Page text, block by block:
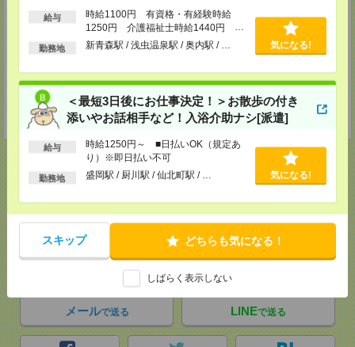
給与
時給1100円 有資格・有経験時給
1250円 介護福祉士時給1440円 ■
日払いOK（規定あり）※即日払い不
勤務地 新青森駅 / 浅虫温泉駅 / 奥内駅 / … 気になる!
＜最短3日後にお仕事決定！＞お散歩の付き
添いやお話相手など！入浴介助ナシ[派遣]
給与
時給1250円～ ■日払いOK（規定あ
り）※即日払い不可
勤務地 盛岡駅 / 厨川駅 / 仙北町駅 / … 気になる!
スキップ どちらも気になる！
しばらく表示しない
メディカルケア事業部 郡山オフィス
福島県郡山市西ノ内二丁目12番8号 古川ビル
TEL：0120-992-518
担当：採用担当
登録交通費
★今ならご来社登録でQUOカード2000円分をプレゼント中★
応募ページへ
気になる！ 電話応募
メールで送る LINEで送る